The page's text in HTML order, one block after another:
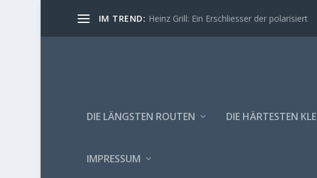
IM TREND: Heinz Grill: Ein Erschliesser der polarisiert
DIE LÄNGSTEN ROUTEN DIE HÄRTESTEN
IMPRESSUM